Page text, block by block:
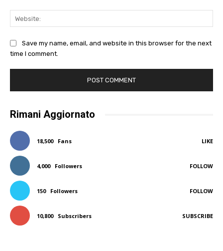
Save my name, email, and website in this browser for the next
time I comment.
Rimani Aggiornato
18,500 Fans LIKE
4,000 Followers FOLLOW
150 Followers FOLLOW
10,800 Subscribers SUBSCRIBE